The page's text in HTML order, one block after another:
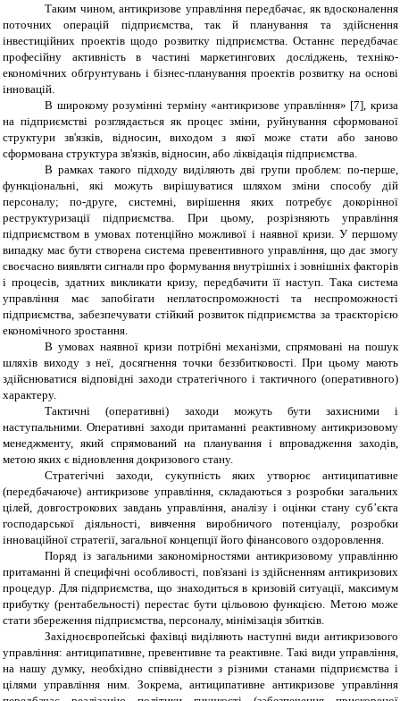
Таким чином, антикризове управління передбачає, як вдосконалення
поточних операцій підприємства, так й планування та здійснення
інвестиційних проектів щодо розвитку підприємства. Останнє передбачає
професійну активність в частині маркетингових досліджень, техніко-
економічних обґрунтувань і бізнес-планування проектів розвитку на основі
інновацій.
В широкому розумінні терміну «антикризове управління» [7], криза
на підприємстві розглядається як процес зміни, руйнування сформованої
структури зв'язків, відносин, виходом з якої може стати або заново
сформована структура зв'язків, відносин, або ліквідація підприємства.
В рамках такого підходу виділяють дві групи проблем: по-перше,
функціональні, які можуть вирішуватися шляхом зміни способу дій
персоналу; по-друге, системні, вирішення яких потребує докорінної
реструктуризації підприємства. При цьому, розрізняють управління
підприємством в умовах потенційно можливої і наявної кризи. У першому
випадку має бути створена система превентивного управління, що дає змогу
своєчасно виявляти сигнали про формування внутрішніх і зовнішніх факторів
і процесів, здатних викликати кризу, передбачити її наступ. Така система
управління має запобігати неплатоспроможності та неспроможності
підприємства, забезпечувати стійкий розвиток підприємства за траєкторією
економічного зростання.
В умовах наявної кризи потрібні механізми, спрямовані на пошук
шляхів виходу з неї, досягнення точки беззбитковості. При цьому мають
здійснюватися відповідні заходи стратегічного і тактичного (оперативного)
характеру.
Тактичні (оперативні) заходи можуть бути захисними і
наступальними. Оперативні заходи притаманні реактивному антикризовому
менеджменту, який спрямований на планування і впровадження заходів,
метою яких є відновлення докризового стану.
Стратегічні заходи, сукупність яких утворює антиципативне
(передбачаюче) антикризове управління, складаються з розробки загальних
цілей, довгострокових завдань управління, аналізу і оцінки стану суб’єкта
господарської діяльності, вивчення виробничого потенціалу, розробки
інноваційної стратегії, загальної концепції його фінансового оздоровлення.
Поряд із загальними закономірностями антикризовому управлінню
притаманні й специфічні особливості, пов'язані із здійсненням антикризових
процедур. Для підприємства, що знаходиться в кризовій ситуації, максимум
прибутку (рентабельності) перестає бути цільовою функцією. Метою може
стати збереження підприємства, персоналу, мінімізація збитків.
Західноєвропейські фахівці виділяють наступні види антикризового
управління: антиципативне, превентивне та реактивне. Такі види управління,
на нашу думку, необхідно співвіднести з різними станами підприємства і
цілями управління ним. Зокрема, антиципативне антикризове управління